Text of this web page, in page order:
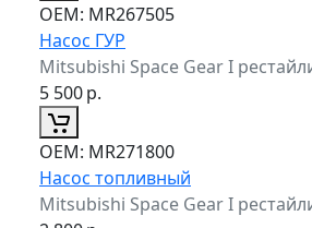
ОЕМ: MR267505
Насос ГУР
Mitsubishi Space Gear I
5 500р.
ОЕМ: MR271800
Насос топливный
Mitsubishi Space Gear I